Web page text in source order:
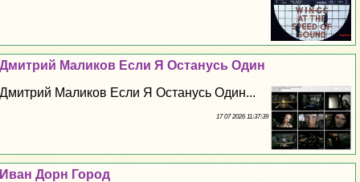
Дмитрий Маликов Если Я Остaнycь Один
Дмитрий Маликов Если Я Остaнycь Один...
17 07 2026 11:37:39
Иван Дорн Город